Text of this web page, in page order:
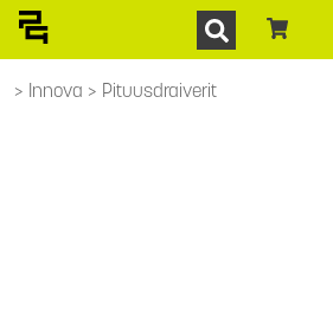
Innova Pituusdraiverit